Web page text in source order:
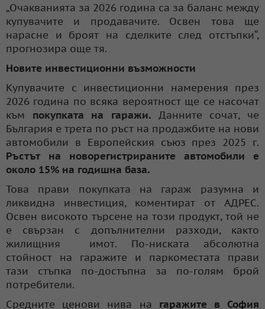
„Очакванията за 2026 година са за баланс между
купувачите и продавачите. Освен това ще
нарасне и броят на сделките след отстъпки“,
прогнозира още тя.
Новите инвестиционни възможности
Купувачите с инвестиционни намерения през
2026 година по всяка вероятност ще се насочат
към покупката на гаражи. Данните сочат, че
България е трета по ръст на продажбите на нови
автомобили в Европейския съюз през 2025 г.
Ръстът на новорегистрираните автомобили е
около 15% на годишна база.
Това прави покупката на гараж разумна и
ликвидна инвестиция, коментират от АДРЕС.
Освен високото търсене на този продукт, той не
е свързан с допълнителни разходи, както
жилищния имот. По-ниската абсолютна
стойност на гаражите и паркоместата прави
тази стъпка по-достъпна за по-голям брой
потребители.
Средните ценови нива на гаражите в София